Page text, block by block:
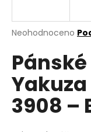
Průměrné
produktu
je
0,0
z
5
hvězdiček.
Neohodnoceno
Yakuza
3908 –
j
t
?